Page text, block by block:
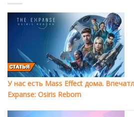
У нас есть Mass Effect дома.
Expanse: Osiris Reborn